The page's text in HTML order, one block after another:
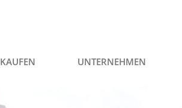
KAUFEN UNTERNEHMEN